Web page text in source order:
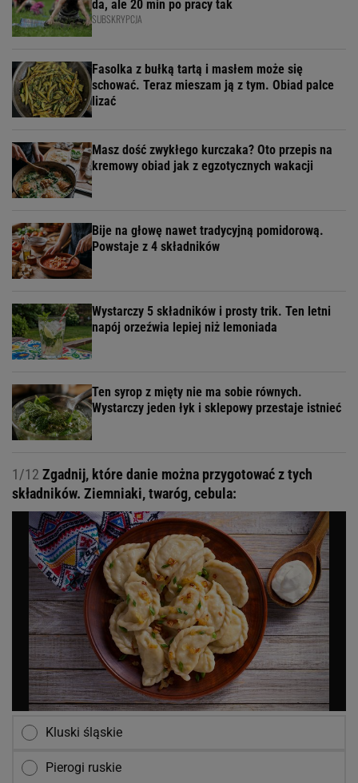
da, ale 20 min po pracy tak
SUBSKRYPCJA
Fasolka z bułką tartą i masłem może się
schować. Teraz mieszam ją z tym. Obiad palce
lizać
Masz dość zwykłego kurczaka? Oto przepis na
kremowy obiad jak z egzotycznych wakacji
Bije na głowę nawet tradycyjną pomidorową.
Powstaje z 4 składników
Wystarczy 5 składników i prosty trik. Ten letni
napój orzeźwia lepiej niż lemoniada
Ten syrop z mięty nie ma sobie równych.
Wystarczy jeden łyk i sklepowy przestaje istnieć
1/12 Zgadnij, które danie można przygotować z tych
składników. Ziemniaki, twaróg, cebula:
Kluski śląskie
Pierogi ruskie